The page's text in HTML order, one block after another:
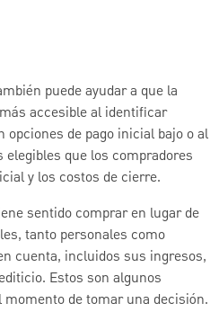
puede ayudar a que la
accesible al identificar
opciones de pago inicial bajo o al
que los compradores
y los costos de cierre.
sentido comprar en lugar de
tanto personales como
cuenta, incluidos sus ingresos,
Estos son algunos
de tomar una decisión.